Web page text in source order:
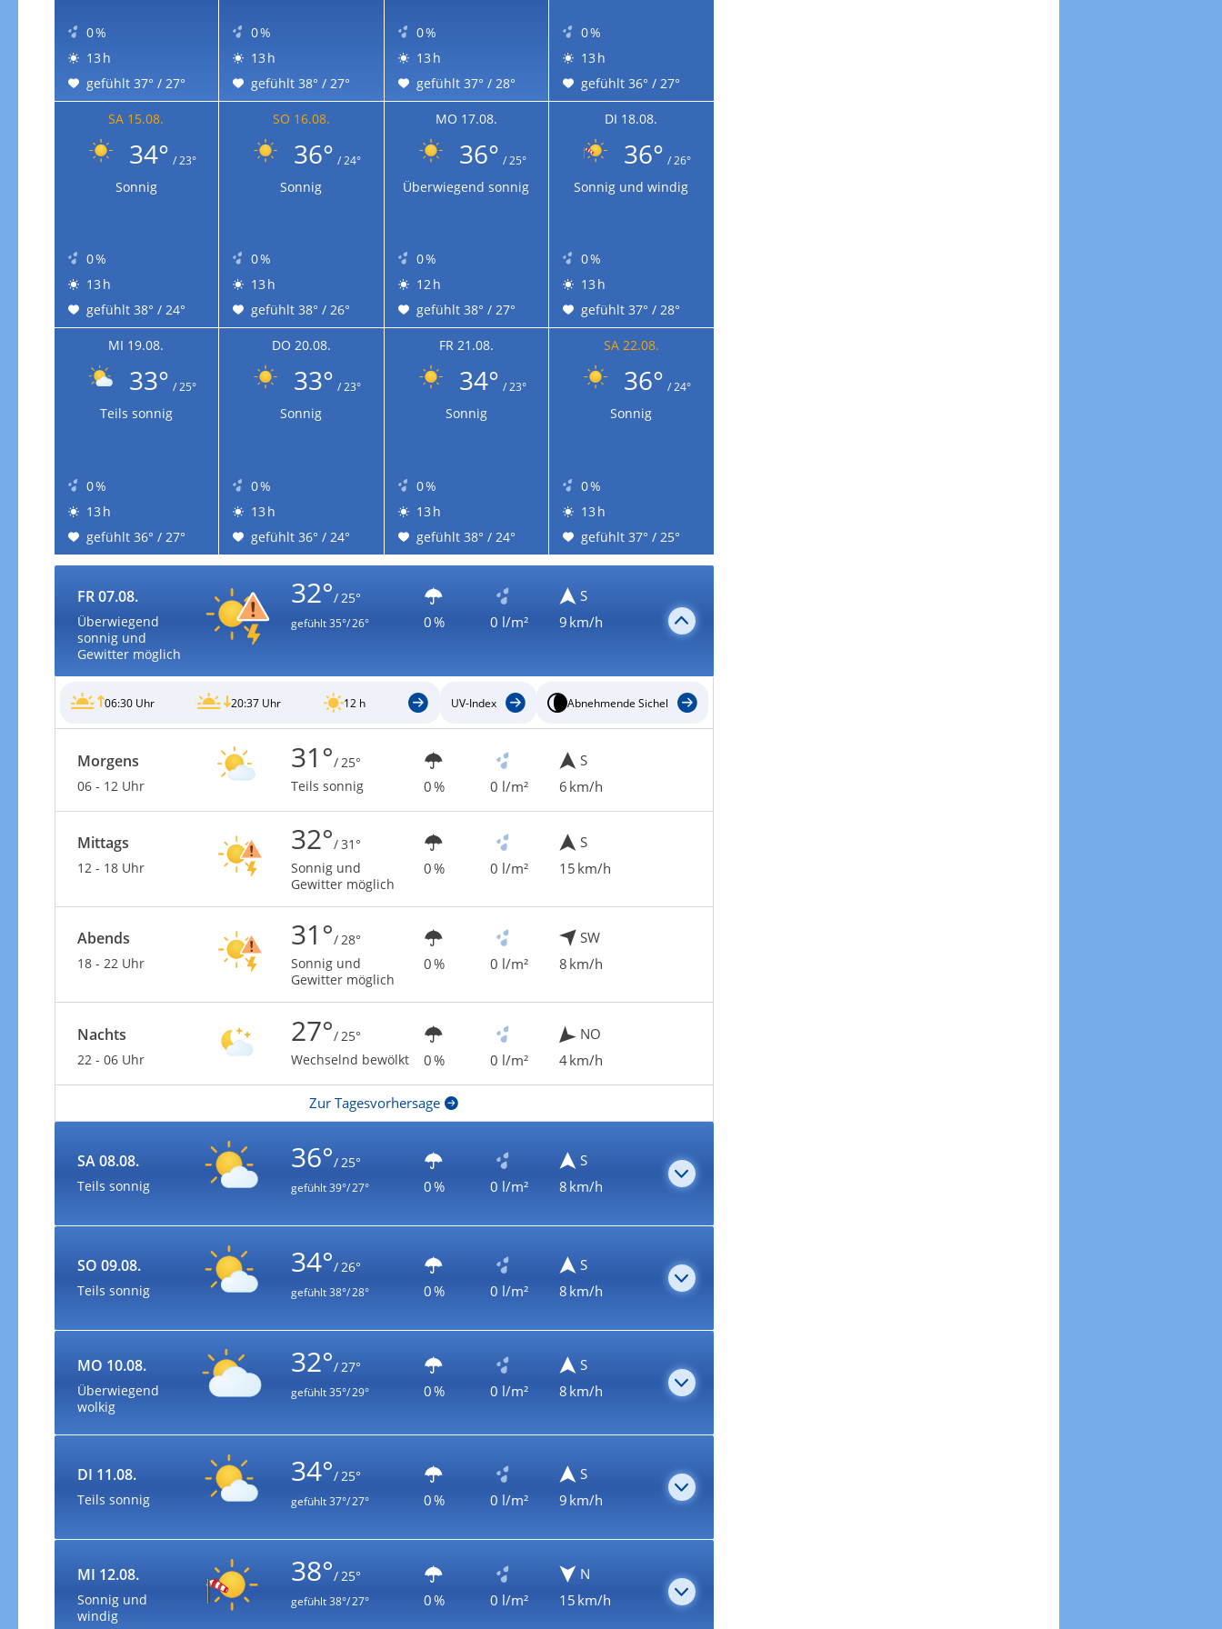
0 %
13 h
gefühlt 37° / 27°
0 %
13 h
gefühlt 38° / 27°
0 %
13 h
gefühlt 37° / 28°
0 %
13 h
gefühlt 36° / 27°
SA 15.08.
34° / 23°
Sonnig
0 %
13 h
gefühlt 38° / 24°
SO 16.08.
36° / 24°
Sonnig
0 %
13 h
gefühlt 38° / 26°
MO 17.08.
36° / 25°
Überwiegend sonnig
0 %
12 h
gefühlt 38° / 27°
DI 18.08.
36° / 26°
Sonnig und windig
0 %
13 h
gefühlt 37° / 28°
MI 19.08.
33° / 25°
Teils sonnig
0 %
13 h
gefühlt 36° / 27°
DO 20.08.
33° / 23°
Sonnig
0 %
13 h
gefühlt 36° / 24°
FR 21.08.
34° / 23°
Sonnig
0 %
13 h
gefühlt 38° / 24°
SA 22.08.
36° / 24°
Sonnig
0 %
13 h
gefühlt 37° / 25°
FR 07.08.
Überwiegend
sonnig und
Gewitter möglich
32°/ 25°
gefühlt35°/ 26° 0 % 0 l/m²
S
9 km/h
06:30 Uhr 20:37 Uhr 12 h UV-Index Abnehmende Sichel
Morgens
06 - 12 Uhr
31°/ 25°
Teils sonnig
0 % 0 l/m²
S
6 km/h
Mittags
12 - 18 Uhr
32°/ 31°
Sonnig und
Gewitter möglich
0 % 0 l/m²
S
15 km/h
Abends
18 - 22 Uhr
31°/ 28°
Sonnig und
Gewitter möglich
0 % 0 l/m²
SW
8 km/h
Nachts
22 - 06 Uhr
27°/ 25°
Wechselnd bewölkt
0 % 0 l/m²
NO
4 km/h
Zur Tagesvorhersage
SA 08.08.
Teils sonnig
36°/ 25°
gefühlt39°/ 27° 0 % 0 l/m²
S
8 km/h
SO 09.08.
Teils sonnig
34°/ 26°
gefühlt38°/ 28° 0 % 0 l/m²
S
8 km/h
MO 10.08.
Überwiegend
wolkig
32°/ 27°
gefühlt35°/ 29° 0 % 0 l/m²
S
8 km/h
DI 11.08.
Teils sonnig
34°/ 25°
gefühlt37°/ 27° 0 % 0 l/m²
S
9 km/h
MI 12.08.
Sonnig und
windig
38°/ 25°
gefühlt38°/ 27° 0 % 0 l/m²
N
15 km/h